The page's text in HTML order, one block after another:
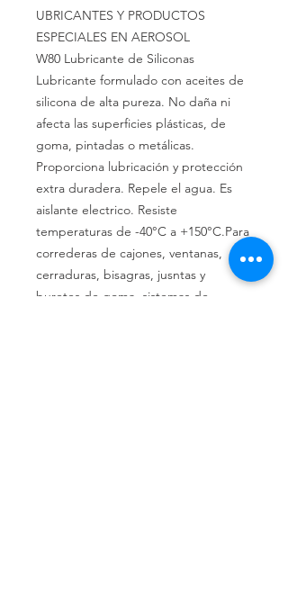
UBRICANTES Y PRODUCTOS
ESPECIALES EN AEROSOL
W80 Lubricante de Siliconas
Lubricante formulado con aceites de
silicona de alta pureza. No daña ni
afecta las superficies plásticas, de
goma, pintadas o metálicas.
Proporciona lubricación y protección
extra duradera. Repele el agua. Es
aislante electrico. Resiste
temperaturas de -40°C a +150°C.Para
correderas de cajones, ventanas,
cerraduras, bisagras, jusntas y
buretes de goma, sistemas de